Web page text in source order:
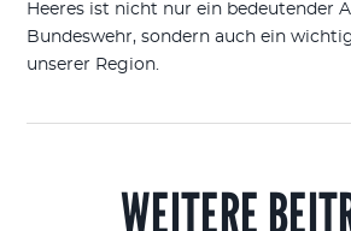
Heeres ist nicht nur ein bedeutender
Bundeswehr, sondern auch ein
unserer Region.
WEITERE